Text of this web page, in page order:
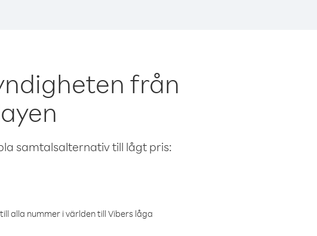
från
samtalsalternativ till lågt pris:
alla nummer i världen till Vibers låga